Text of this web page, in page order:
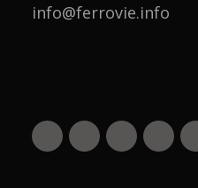
info@ferrovie.info